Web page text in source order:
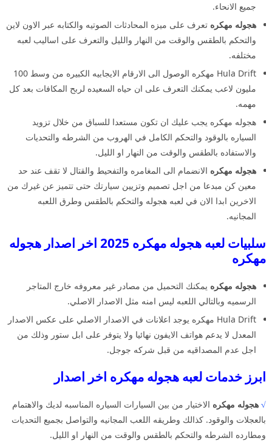
جميع الانحاء.
هجوله مهكره تعرف على ميزه المحادثات الصوتيه والكتابه عبر الاون لاين
والتحكم بالطقس والوقت من النهار والليل والتعرف على اساليب لعبه
مختلفه.
Hula Drift مهكره الوصول الى الارقام الايجابيه الكبيره من وسط 100
مليون لاعب يمكنك التعرف على ان حياه السعيده لربح المكافات بعد كل
مهمه.
هجوله مهكره يجب عليك ان تكون مستعدا للسباق من خلال تزويد
السياره بالوقود والتحكم الكامل في الهروب من الشرطه والتحديات
والاستفاده بالطقس والوقت من النهار او الليل.
هجوله مهكره الانضمام الى المغامره والتفحيط والقتال لا تقف عند حد
معين كن مبدعا من اجل تصميم وتزيين سيارتك حتى تتميز عن غيرك من
الاخرين ابدا الان في لعبه هجوله والتحكم بالطقس وطرق اللعبه
المجانيه.
سلبيات لعبه هجوله مهكره 2025 اخر اصدار هجوله
مهكره
هجوله مهكره يمكنك التحميل من مصادر غير معروفه خارج المتاجر
الرسميه وبالتالي اللعبه ليس امنه مثل الاصدار الاصلي.
Hula Drift مهكره يوجد اعلانات في الاصدار الاصلي على عكس الاصدار
المعدل لا يدعم هواتف الايفون نهائيا ولا يتوفر على ابل ستور وذلك من
اجل عدم المصداقيه من قبل شركه جوجل.
ابرز خدمات لعبه هجوله مهكره اخر اصدار
√ هجوله مهكره الاختيار من بين السيارات السياره المناسبه لديك والاهتمام
بالعجلات والوقود. كذالك وطريقه اللعب المجانيه والتواصل بجميع التحديات
ومطارده الشرطه والتحكم بالطقس والوقت من النهار او الليل.